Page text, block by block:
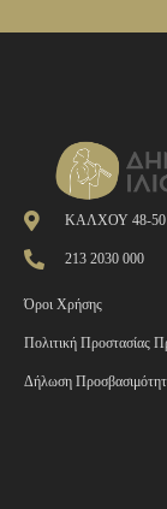
ΚΑΛΧΟΥ 48-50
213 2030 000
Όροι Χρήσης
Πολιτική Προστασίας
Δήλωση